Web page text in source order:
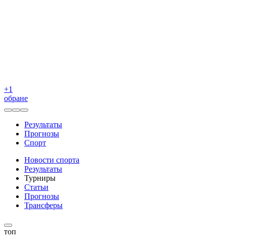
+1
обране
Результаты
Прогнозы
Спорт
Новости спорта
Результаты
Турниры
Статьи
Прогнозы
Трансферы
топ